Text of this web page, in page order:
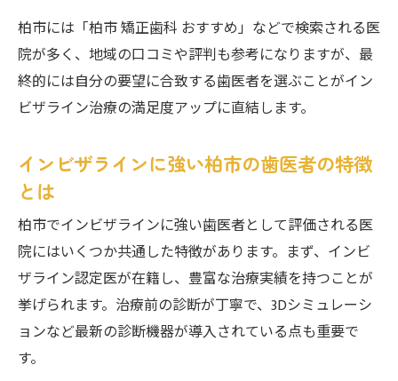
柏市の歯医者が提供する矯正サポートの実
態
認定医がいる歯医者はインビザラインで安
心
理由
ケア
柏市なら安心の歯医者でマウスピース矯正を始
めてみては
柏市歯医者で始めるマウスピース矯正の流
れ
柏市には「柏市 矯正歯科 おすすめ」などで検索される医
院が多く、地域の口コミや評判も参考になりますが、最
終的には自分の要望に合致する歯医者を選ぶことがイン
ビザライン治療の満足度アップに直結します。
インビザラインに強い柏市の歯医者の特徴
とは
柏市でインビザラインに強い歯医者として評価される医
院にはいくつか共通した特徴があります。まず、インビ
ザライン認定医が在籍し、豊富な治療実績を持つことが
挙げられます。治療前の診断が丁寧で、3Dシミュレーシ
ョンなど最新の診断機器が導入されている点も重要で
す。